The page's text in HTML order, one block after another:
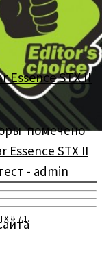
II 7.1.
Essence STX II
помечено
Essence STX II
- admin